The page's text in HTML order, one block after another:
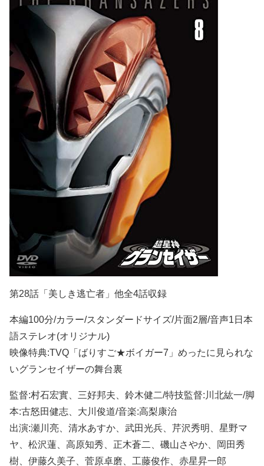
第28話「美しき逃亡者」他全4話収録
本編100分/カラー/スタンダードサイズ/片面2層/音声1日本
語ステレオ(オリジナル)
映像特典:TVQ「ばりすご★ボイガー7」めったに見られな
いグランセイザーの舞台裏
監督:村石宏實、三好邦夫、鈴木健二/特技監督:川北紘一/脚
本:古怒田健志、大川俊道/音楽:高梨康治
出演:瀬川亮、清水あすか、武田光兵、芹沢秀明、星野マ
ヤ、松沢蓮、高原知秀、正木蒼二、磯山さやか、岡田秀
樹、伊藤久美子、菅原卓磨、工藤俊作、赤星昇一郎